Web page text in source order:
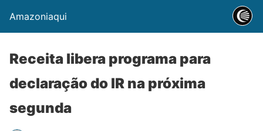
Amazoniaqui
Receita libera programa para
declaração do IR na próxima
segunda